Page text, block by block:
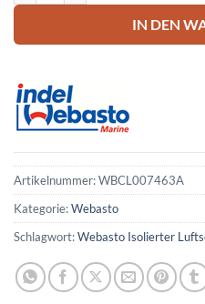
IN DEN
Artikelnummer:WBCL007463A
Kategorie:Webasto
Schlagwort:Webasto Isolierter